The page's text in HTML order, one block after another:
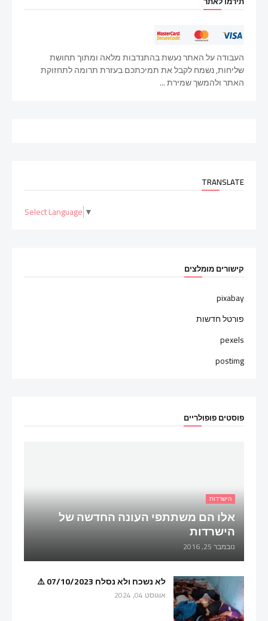
העבודה על האתר נעשת בהתנדבות מלאה ומתוך תחושת
שליחות, נשמח לקבל את תמיכתכם בעזרת תרומה לתחזוקת
האתר ולהמשך שמירת ...
TRANSLATE
Select Language ▼
קישורים מומלצים
pixabay
פורטל חדשות
pexels
postimg
פוסטים פופולריים
הישרדות
אלו הם משתתפי העונה החדשה של
הישרדות
נובמבר 25, 2016
לא נשכח ולא נסלח 07/10/2023 ⚠️
אוגוסט 04, 2024